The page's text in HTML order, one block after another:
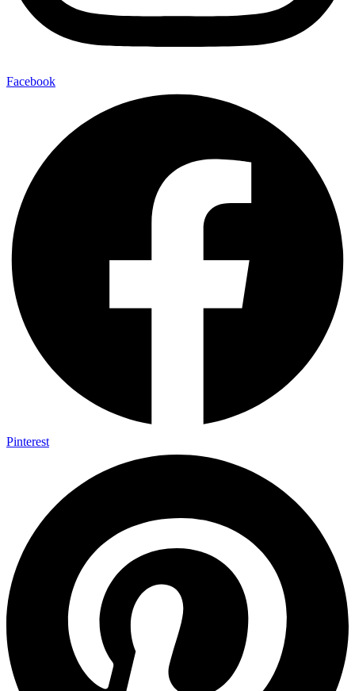
Facebook
Pinterest